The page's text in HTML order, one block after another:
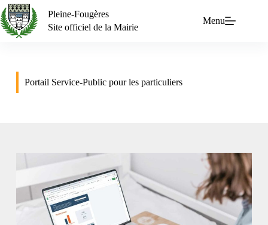
Pleine-Fougères
Site officiel de la Mairie
Menu
Portail Service-Public pour les particuliers